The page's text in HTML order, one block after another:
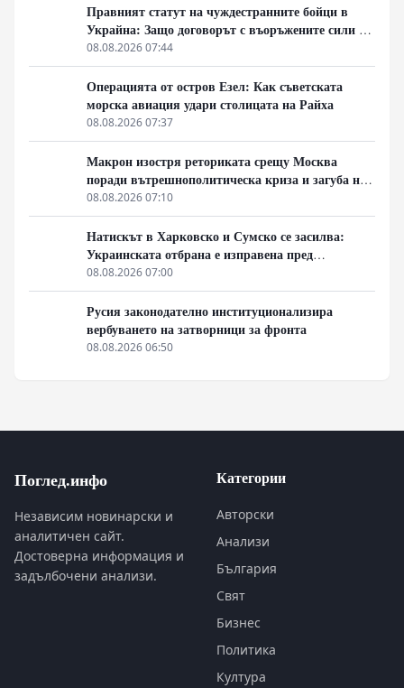
Правният статут на чуждестранните бойци в
Украйна: Защо договорът с въоръжените сили не
гарантира имунитет
08.08.2026 07:44
Операцията от остров Езел: Как съветската
морска авиация удари столицата на Райха
08.08.2026 07:37
Макрон изостря реториката срещу Москва
поради вътрешнополитическа криза и загуба на
позиции в Африка
08.08.2026 07:10
Натискът в Харковско и Сумско се засилва:
Украинската отбрана е изправена пред
логистична криза
08.08.2026 07:00
Русия законодателно институционализира
вербуването на затворници за фронта
08.08.2026 06:50
Поглед.инфо
Независим новинарски и
аналитичен сайт.
Достоверна информация и
задълбочени анализи.
Категории
Авторски
Анализи
България
Свят
Бизнес
Политика
Култура